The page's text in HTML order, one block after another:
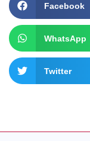
Facebook
WhatsApp
Twitter